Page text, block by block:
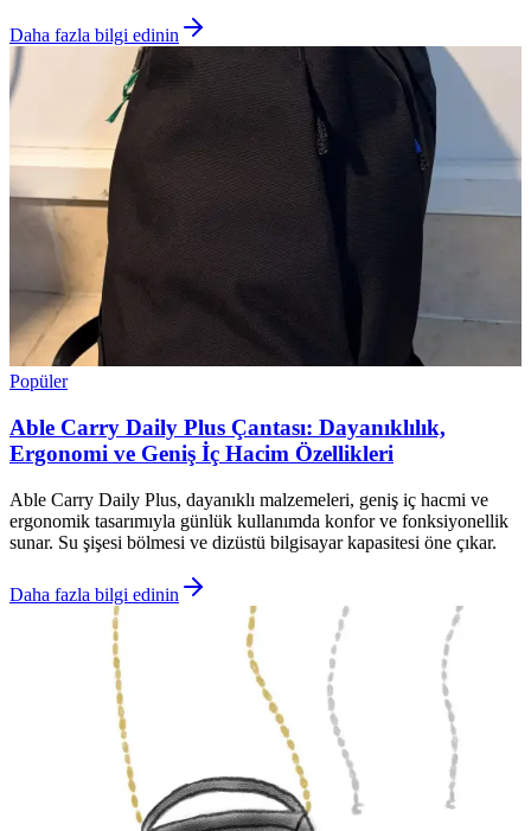
Daha fazla bilgi edinin
Popüler
Able Carry Daily Plus Çantası: Dayanıklılık,
Ergonomi ve Geniş İç Hacim Özellikleri
Able Carry Daily Plus, dayanıklı malzemeleri, geniş iç hacmi ve
ergonomik tasarımıyla günlük kullanımda konfor ve fonksiyonellik
sunar. Su şişesi bölmesi ve dizüstü bilgisayar kapasitesi öne çıkar.
Daha fazla bilgi edinin